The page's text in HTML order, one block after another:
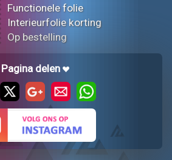
Functionele folie
Interieurfolie korting
Op bestelling
Pagina delen